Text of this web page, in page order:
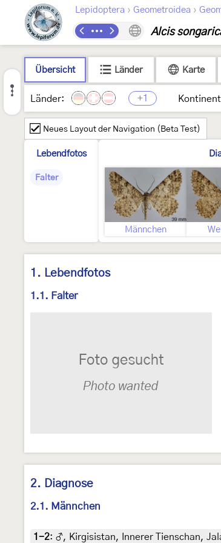
Lepidoptera › Geometroidea ›
Alcis
Übersicht Länder Karte
Länder: +1
Neues Layout der Navigation (Beta Test)
Lebendfotos
Falter
Männchen
1. Lebendfotos
1.1. Falter
2. Diagnose
2.1. Männchen
1-2: ♂, Kirgisistan, Innerer Tienschan,